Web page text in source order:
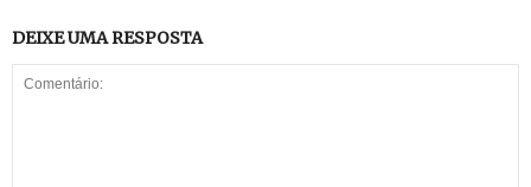
DEIXE UMA RESPOSTA